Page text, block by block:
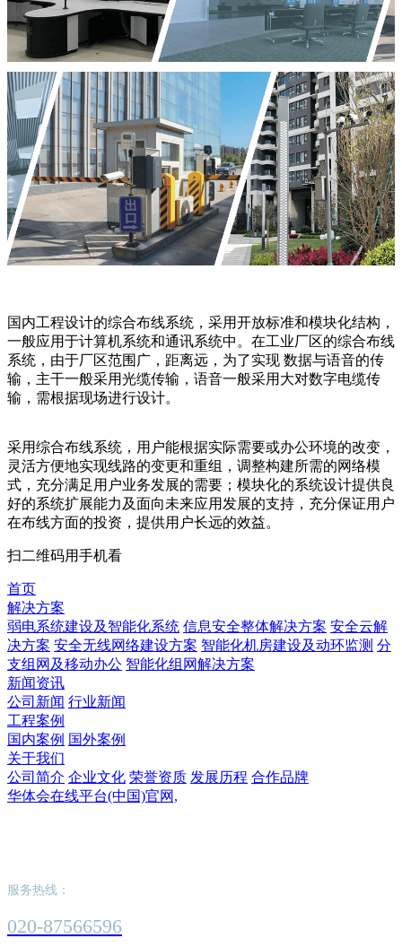
国内工程设计的综合布线系统，采用开放标准和模块化结构，
一般应用于计算机系统和通讯系统中。在工业厂区的综合布线
系统，由于厂区范围广，距离远，为了实现 数据与语音的传
输，主干一般采用光缆传输，语音一般采用大对数字电缆传
输，需根据现场进行设计。
采用综合布线系统，用户能根据实际需要或办公环境的改变，
灵活方便地实现线路的变更和重组，调整构建所需的网络模
式，充分满足用户业务发展的需要；模块化的系统设计提供良
好的系统扩展能力及面向未来应用发展的支持，充分保证用户
在布线方面的投资，提供用户长远的效益。
扫二维码用手机看
首页
解决方案
弱电系统建设及智能化系统 信息安全整体解决方案 安全云解
决方案 安全无线网络建设方案 智能化机房建设及动环监测 分
支组网及移动办公 智能化组网解决方案
新闻资讯
公司新闻 行业新闻
工程案例
国内案例 国外案例
关于我们
公司简介 企业文化 荣誉资质 发展历程 合作品牌
华体会在线平台(中国)官网,
服务热线：
020-87566596